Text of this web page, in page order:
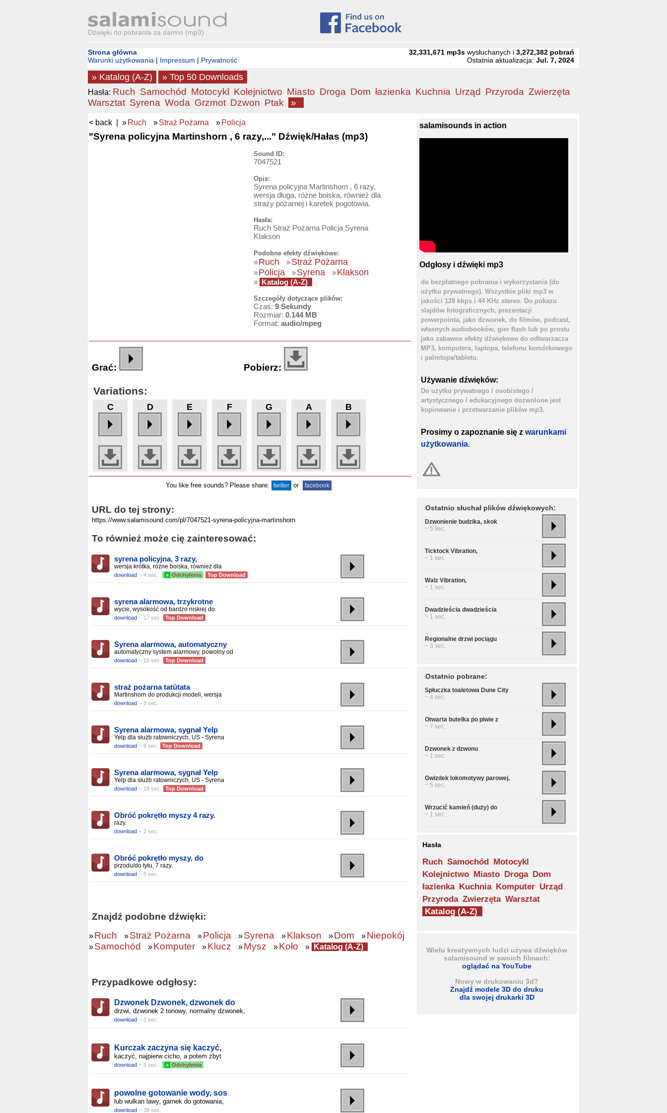
Dźwięki do pobrania za darmo (mp3)
Strona główna
Warunki użytkowania | Impressum | Prywatność
32,331,671 mp3s wysłuchanych i3,272,382 pobrań
Ostatnia aktualizacja:Jul. 7, 2024
» Katalog (A-Z) » Top 50 Downloads
Hasła: Ruch Samochód Motocykl Kolejnictwo Miasto Droga Dom łazienka Kuchnia Urząd Przyroda Zwierzęta
Warsztat Syrena Woda Grzmot Dzwon Ptak »
< back | » Ruch »Straż Pożarna » Policja
"Syrena policyjna Martinshorn , 6 razy,..." Dźwięk/Hałas (mp3)
Sound ID:
7047521
Opis:
Syrena policyjna Martinshorn , 6 razy,
wersja długa, różne boiska, również dla
straży pożarnej i karetek pogotowia.
Hasła:
Ruch Straż Pożarna Policja Syrena
Klakson
Podobne efekty dźwiękowe:
»Ruch »Straż Pożarna
»Policja »Syrena »Klakson
» Katalog (A-Z)
Szczegóły dotyczące plików:
Czas: 9 Sekundy
Rozmiar: 0.144 MB
Format: audio/mpeg
Grać: Pobierz:
Variations:
C D E F G A B
You like free sounds? Please share: twitter or facebook
URL do tej strony:
To również może cię zainteresować:
syrena policyjna, 3 razy,
wersja krótka, różne boiska, również dla
download ~ 4 sec. + Odchylenia Top Download
syrena alarmowa, trzykrotne
wycie, wysokość od bardzo niskiej do
download ~ 17 sec. Top Download
Syrena alarmowa, automatyczny
automatyczny system alarmowy, powolny od
download ~ 15 sec. Top Download
straż pożarna tatütata
Martinshorn do produkcji modeli, wersja
download ~ 3 sec.
Syrena alarmowa, sygnał Yelp
Yelp dla służb ratowniczych, US - Syrena
download ~ 9 sec. Top Download
Syrena alarmowa, sygnał Yelp
Yelp dla służb ratowniczych, US - Syrena
download ~ 19 sec. Top Download
Obróć pokrętło myszy 4 razy.
razy.
download ~ 2 sec.
Obróć pokrętło myszy, do
przodu/do tyłu, 7 razy.
download ~ 5 sec.
Znajdź podobne dźwięki:
»Ruch »Straż Pożarna »Policja »Syrena »Klakson »Dom »Niepokój
»Samochód »Komputer »Klucz »Mysz »Koło » Katalog (A-Z)
Przypadkowe odgłosy:
Dzwonek Dzwonek, dzwonek do
drzwi, dzwonek 2 tonowy, normalny dzwonek,
download ~ 2 sec.
Kurczak zaczyna się kaczyć,
kaczyć, najpierw cicho, a potem zbyt
download ~ 5 sec. + Odchylenia
powolne gotowanie wody, sos
lub wulkan lawy, garnek do gotowania,
download ~ 38 sec.
salamisounds in action
Odgłosy i dźwięki mp3
do bezpłatnego pobrania i wykorzystania (do
użytku prywatnego). Wszystkie pliki mp3 w
jakości 128 kbps i 44 KHz stereo. Do pokazu
slajdów fotograficznych, prezentacji
powerpointa, jako dzwonek, do filmów, podcast,
własnych audiobooków, gier flash lub po prostu
jako zabawne efekty dźwiękowe do odtwarzacza
MP3, komputera, laptopa, telefonu komórkowego
i palmtopa/tabletu.
Używanie dźwięków:
Do użytku prywatnego / osobistego /
artystycznego / edukacyjnego dozwolone jest
kopiowanie i przetwarzanie plików mp3.
Prosimy o zapoznanie się z warunkami
użytkowania.
Ostatnio słuchał plików dźwiękowych:
Dzwonienie budzika, skok
~ 5 sec.
Ticktock Vibration,
~ 1 sec.
Walz Vibration,
~ 1 sec.
Dwadzieścia dwadzieścia
~ 1 sec.
Regionalne drzwi pociągu
~ 3 sec.
Ostatnio pobrane:
Spłuczka toaletowa Dune City
~ 4 sec.
Otwarta butelka po piwie z
~ 7 sec.
Dzwonek z dzwonu
~ 1 sec.
Gwizdek lokomotywy parowej,
~ 5 sec.
Wrzucić kamień (duży) do
~ 1 sec.
Hasła
Ruch Samochód Motocykl
Kolejnictwo Miasto Droga Dom
łazienka Kuchnia Komputer Urząd
Przyroda Zwierzęta Warsztat
Katalog (A-Z)
Wielu kreatywnych ludzi używa dźwięków
salamisound w swoich filmach:
oglądać na YouTube
Nowy w drukowaniu 3d?
Znajdź modele 3D do druku
dla swojej drukarki 3D